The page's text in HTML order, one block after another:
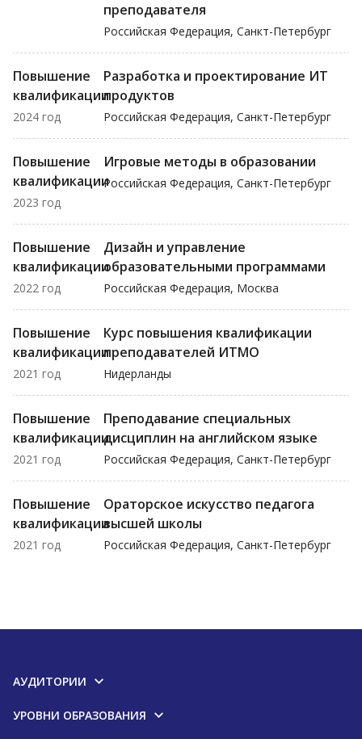
преподавателя
Российская Федерация, Санкт-Петербург
Повышение
квалификации
2024 год
Разработка и проектирование ИТ
продуктов
Российская Федерация, Санкт-Петербург
Повышение
квалификации
2023 год
Игровые методы в образовании
Российская Федерация, Санкт-Петербург
Повышение
квалификации
2022 год
Дизайн и управление
образовательными программами
Российская Федерация, Москва
Повышение
квалификации
2021 год
Курс повышения квалификации
преподавателей ИТМО
Нидерланды
Повышение
квалификации
2021 год
Преподавание специальных
дисциплин на английском языке
Российская Федерация, Санкт-Петербург
Повышение
квалификации
2021 год
Ораторское искусство педагога
высшей школы
Российская Федерация, Санкт-Петербург
АУДИТОРИИ
УРОВНИ ОБРАЗОВАНИЯ